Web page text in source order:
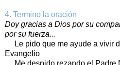
4. Termino la oración
Doy gracias a Dios por su
por su fuerza...
Le pido que me ayude a vivir
Evangelio
Me despido rezando el Padre